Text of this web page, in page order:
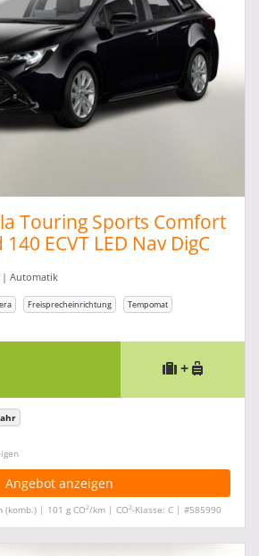
Touring Sports Comfort
ECVT LED Nav DigC
| Automatik
Freisprecheinrichtung
Tempomat
+
Angebot anzeigen
| 101 g CO2/km | CO2-Klasse: C | #585990